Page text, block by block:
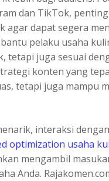
dan TikTok,
agar dapat segera
pelaku usaha
tetapi juga sesuai
konten yang
tetapi juga mampu
interaksi
optimization usaha
mengambil
Anda.